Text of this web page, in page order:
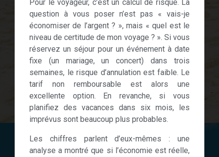
Pour le voyageur, c’est un calcul de risque. La
question à vous poser n’est pas « vais-je
économiser de l’argent ? », mais « quel est le
niveau de certitude de mon voyage ? ». Si vous
réservez un séjour pour un événement à date
fixe (un mariage, un concert) dans trois
semaines, le risque d’annulation est faible. Le
tarif non remboursable est alors une
excellente option. En revanche, si vous
planifiez des vacances dans six mois, les
imprévus sont beaucoup plus probables.
Les chiffres parlent d’eux-mêmes : une
analyse a montré que si l’économie est réelle,